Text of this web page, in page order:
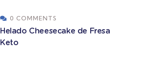
0 COMMENTS
Helado Cheesecake de Fresa
Keto